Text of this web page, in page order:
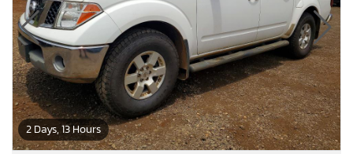
2 Days, 13 Hours